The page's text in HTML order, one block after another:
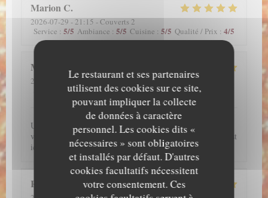
Le restaurant et ses partenaires
utilisent des cookies sur ce site,
pouvant impliquer la collecte
de données à caractère
personnel. Les cookies dits «
nécessaires » sont obligatoires
et installés par défaut. D'autres
cookies facultatifs nécessitent
votre consentement. Ces
Marion C
2026-07-29- 21:15 - Couverts 2
Service : 5/5 Ambiance : 5/5 Cuisine : 5/5 Qualité / Prix : 4/5
Morgan
2026-07-29- 12:00 - Couverts 2
5/5 Ambiance:5 /5 Cuisine :5/5 Qualité / Prix
Une excellente découverte, l’anguille est incroyable, si vous
voulez manger une plat typique et authentique japonais, c’est
ici qu’il faut aller !
Raphaëlle